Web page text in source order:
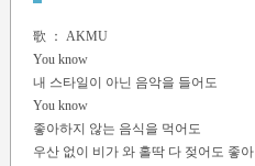
歌 ： AKMU
You know
내 스타일이 아닌 음악을 들어도
You know
좋아하지 않는 음식을 먹어도
우산 없이 비가 와 홀딱 다 젖어도 좋아